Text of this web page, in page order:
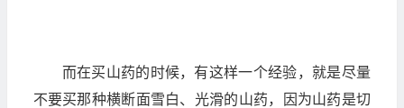
而在买山药的时候，有这样一个经验，就是尽量
不要买那种横断面雪白、光滑的山药，因为山药是切